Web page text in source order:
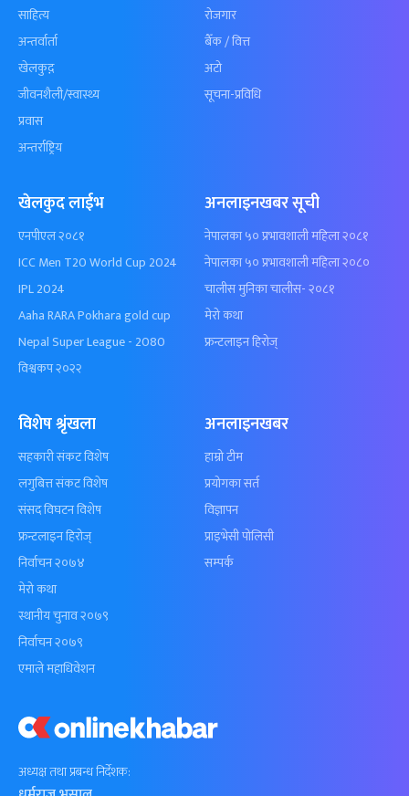
अध्यक्ष तथा प्रबन्ध निर्देशक:
साहित्य
अन्तर्वार्ता
खेलकुद़़
जीवनशैली/स्वास्थ्य
प्रवास
अन्तर्राष्ट्रिय
रोजगार
बैँक / वित्त
अटो
सूचना-प्रविधि
खेलकुद लाईभ
एनपीएल २०८१
ICC Men T20 World Cup 2024
IPL 2024
Aaha RARA Pokhara gold cup
Nepal Super League - 2080
विश्वकप २०२२
अनलाइनखबर सूची
नेपालका ५० प्रभावशाली महिला २०८१
नेपालका ५० प्रभावशाली महिला २०८०
चालीस मुनिका चालीस- २०८१
मेरो कथा
फ्रन्टलाइन हिरोज्
विशेष श्रृंखला
सहकारी संकट विशेष
लगुबित्त संकट विशेष
संसद विघटन विशेष
फ्रन्टलाइन हिरोज्
निर्वाचन २०७४
मेरो कथा
स्थानीय चुनाव २०७९
निर्वाचन २०७९
एमाले महाधिवेशन
अनलाइनखबर
हाम्रो टीम
प्रयोगका सर्त
विज्ञापन
प्राइभेसी पोलिसी
सम्पर्क